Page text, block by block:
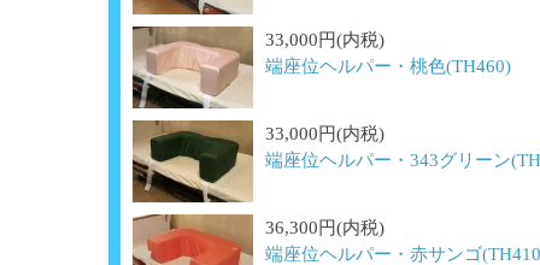
33,000円(内税)
端座位ヘルパー・桃色(TH460)
33,000円(内税)
端座位ヘルパー・343グリーン
36,300円(内税)
端座位ヘルパー・赤サンゴ